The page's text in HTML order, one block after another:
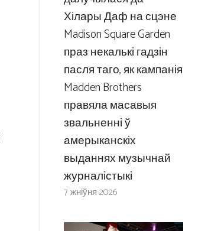
Хілары Даф на сцэне
Madison Square Garden
праз некалькі гадзін
пасля таго, як кампанія
Madden Brothers
правяла масавыя
звальненні ў
амерыканскіх
выданнях музычнай
журналістыкі
7 жніўня 2026